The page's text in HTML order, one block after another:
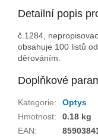
Detailní popis
č.1284,
obsahuje 100 listů
děrováním.
Doplňkové
Kategorie:
Optys
Hmotnost:
0.18 kg
EAN: